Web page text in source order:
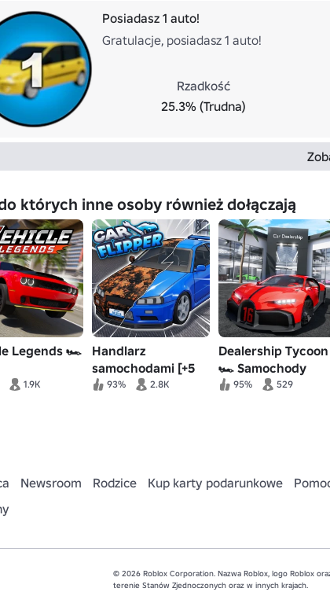
Posiadasz 1 auto!
Gratulacje, posiadasz 1 auto!
Rzadkość
25.3% (Trudna)
których inne osoby również dołączają
Legends 🏎️
1.9K
Handlarz
samochodami [+5
samochodów]
93% 2.8K
Dealership Tycoon
🏎️ Samochody
95% 529
Newsroom Rodzice Kup karty podarunkowe
© 2026 Roblox Corporation. Nazwa Roblox, logo Roblox
terenie Stanów Zjednoczonych oraz w innych krajach.